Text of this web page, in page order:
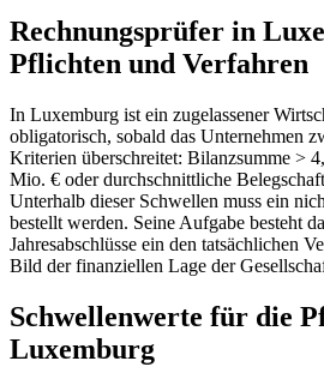
Rechnungsprüfer in
Pflichten und Verfahren
In Luxemburg ist ein zugelassener
obligatorisch, sobald das Unternehmen
Kriterien überschreitet: Bilanzsumme >
Mio. € oder durchschnittliche
Unterhalb dieser Schwellen muss ein
bestellt werden. Seine Aufgabe besteht
Jahresabschlüsse ein den tatsächlichen
Bild der finanziellen Lage der
Schwellenwerte für die
Luxemburg